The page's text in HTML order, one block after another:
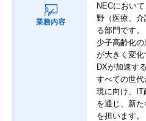
業務内容
NECにおい
野（医療、
る部門です。
少子高齢化
が大きく変
DXが加速す
すべての世
現に向け、IT
を通じ、新
を担います。